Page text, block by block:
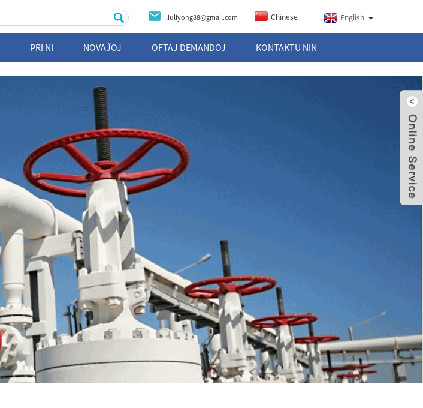
liuliyong88@gmail.com Chinese English
PRI NI NOVAĴOJ OFTAJ DEMANDOJ KONTAKTU NIN